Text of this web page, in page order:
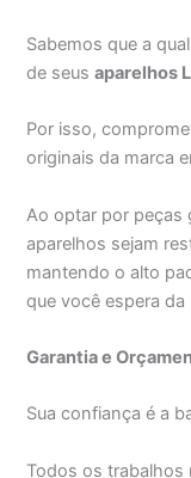
Sabemos que a
de seusaparelhos
Por isso,
originais da marca
Ao optar por peças
aparelhos sejam
mantendo o alto
que você espera da
Garantia e
Sua confiança é a
Todos os trabalhos